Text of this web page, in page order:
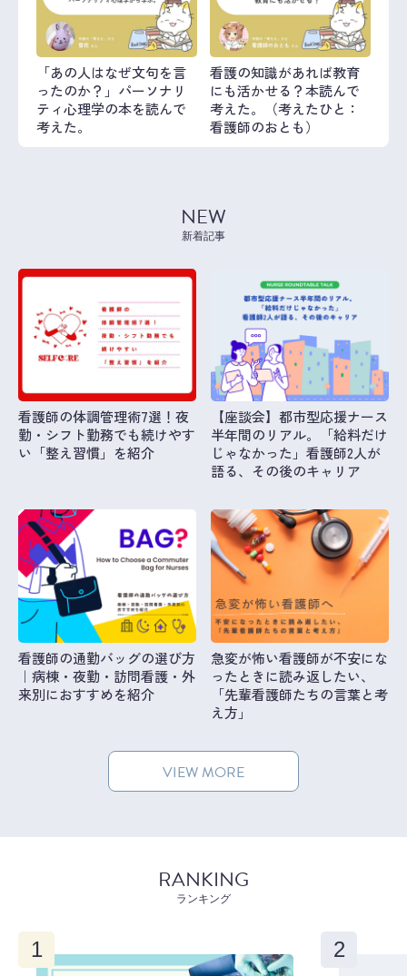
「あの人はなぜ文句を言
ったのか？」パーソナリ
ティ心理学の本を読んで
考えた。
看護の知識があれば教育
にも活かせる？本読んで
考えた。（考えたひと：
看護師のおとも）
NEW
新着記事
看護師の体調管理術7選！夜
勤・シフト勤務でも続けやす
い「整え習慣」を紹介
【座談会】都市型応援ナース
半年間のリアル。「給料だけ
じゃなかった」看護師2人が
語る、その後のキャリア
看護師の通勤バッグの選び方
｜病棟・夜勤・訪問看護・外
来別におすすめを紹介
急変が怖い看護師が不安にな
ったときに読み返したい、
「先輩看護師たちの言葉と考
え方」
VIEW MORE
RANKING
ランキング